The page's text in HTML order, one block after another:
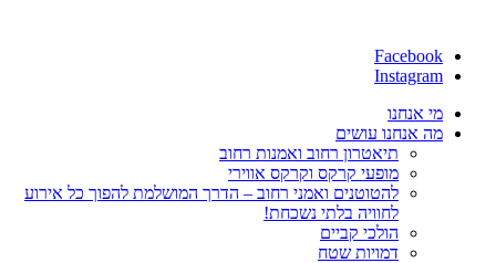
Facebook
Instagram
מי אנחנו
מה אנחנו עושים
תיאטרון רחוב ואמנות רחוב
מופעי קרקס וקרקס אווירי
להטוטנים ואמני רחוב – הדרך המושלמת להפוך כל אירוע
לחוויה בלתי נשכחת!
הולכי קביים
דמויות שטח